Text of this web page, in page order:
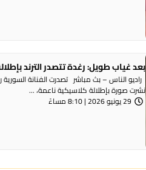
بعد غياب طويل: رغدة تتصدر الترند
راديو الناس – بث مباشر تصدرت الفنانة
نشرت صورة بإطلالة كلاسيكية ناعمة، ...
29 يونيو 2026 | 8:10 مساءً